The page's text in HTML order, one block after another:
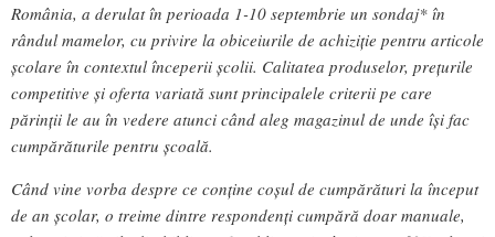
România, a derulat în perioada 1-10 septembrie un sondaj* în
rândul mamelor, cu privire la obiceiurile de achiziție pentru articole
școlare în contextul începerii școlii. Calitatea produselor, prețurile
competitive și oferta variată sunt principalele criterii pe care
părinții le au în vedere atunci când aleg magazinul de unde își fac
cumpărăturile pentru școală.
Când vine vorba despre ce conține coșul de cumpărături la început
de an școlar, o treime dintre respondenți cumpără doar manuale,